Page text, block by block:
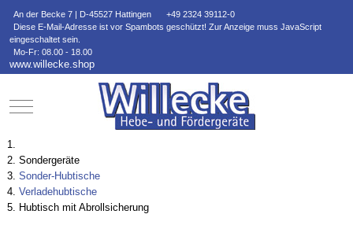
An der Becke 7 | D-45527 Hattingen
+49 2324 39112-0
Diese E-Mail-Adresse ist vor Spambots geschützt! Zur Anzeige muss JavaScript
eingeschaltet sein.
Mo-Fr: 08.00 - 18.00
www.willecke.shop
Mobile Menu Toggle
Sondergeräte
Sonder-Hubtische
Verladehubtische
Hubtisch mit Abrollsicherung